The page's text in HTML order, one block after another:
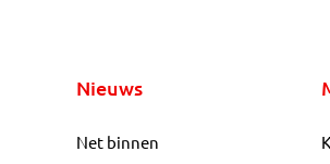
Nieuws
Net binnen